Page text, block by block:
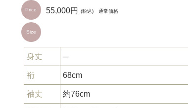
Price 55,000円 (税込) 通常価格
Size
身丈 ─
裄 68cm
袖丈 約76cm